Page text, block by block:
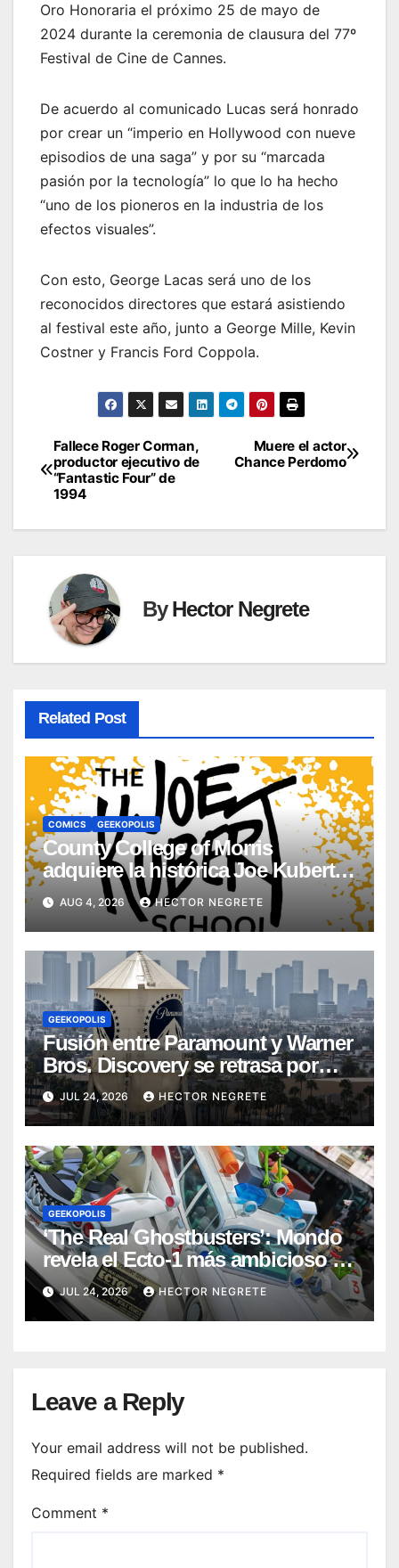
Oro Honoraria el próximo 25 de mayo de
2024 durante la ceremonia de clausura del 77º
Festival de Cine de Cannes.
De acuerdo al comunicado Lucas será honrado
por crear un “imperio en Hollywood con nueve
episodios de una saga” y por su “marcada
pasión por la tecnología” lo que lo ha hecho
“uno de los pioneros en la industria de los
efectos visuales”.
Con esto, George Lacas será uno de los
reconocidos directores que estará asistiendo
al festival este año, junto a George Mille, Kevin
Costner y Francis Ford Coppola.
Post
navigation
Muere el actor
Chance Perdomo
Fallece Roger Corman,
productor ejecutivo de
“Fantastic Four” de
1994
ByHector Negrete
Related Post
COMICS GEEKOPOLIS
County College of Morris
adquiere la histórica Joe Kubert
School
AUG 4, 2026 HECTOR NEGRETE
GEEKOPOLIS
Fusión entre Paramount y Warner
Bros. Discovery se retrasa por
batalla legal antimonopolio
JUL 24, 2026 HECTOR NEGRETE
GEEKOPOLIS
‘The Real Ghostbusters’: Mondo
revela el Ecto-1 más ambicioso de
su colección
JUL 24, 2026 HECTOR NEGRETE
Leave a Reply
Your email address will not be published.
Required fields are marked *
Comment *